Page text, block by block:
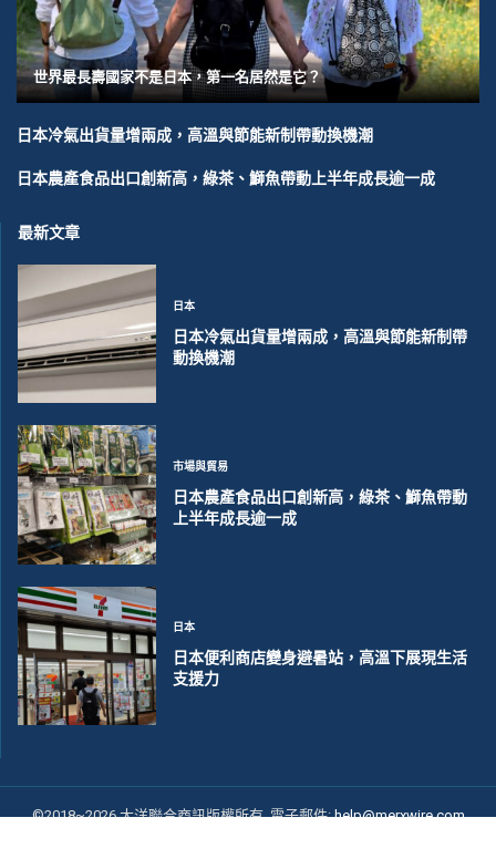
世界最長壽國家不是日本，第一名居然是它？
日本冷氣出貨量增兩成，高溫與節能新制帶動換機潮
日本農產食品出口創新高，綠茶、鰤魚帶動上半年成長逾一成
最新文章
日本
日本冷氣出貨量增兩成，高溫與節能新制帶
動換機潮
市場與貿易
日本農產食品出口創新高，綠茶、鰤魚帶動
上半年成長逾一成
日本
日本便利商店變身避暑站，高溫下展現生活
支援力
©2018~2026 大洋聯合商訊版權所有. 電子郵件:help@merxwire.com